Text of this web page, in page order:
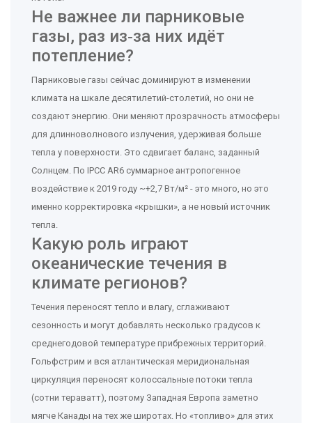
Не важнее ли парниковые
газы, раз из‑за них идёт
потепление?
Парниковые газы сейчас доминируют в изменении
климата на шкале десятилетий-столетий, но они не
создают энергию. Они меняют прозрачность атмосферы
для длинноволнового излучения, удерживая больше
тепла у поверхности. Это сдвигает баланс, заданный
Солнцем. По IPCC AR6 суммарное антропогенное
воздействие к 2019 году ~+2,7 Вт/м² - это много, но это
именно корректировка «крышки», а не новый источник
тепла.
Какую роль играют
океанические течения в
климате регионов?
Течения переносят тепло и влагу, сглаживают
сезонность и могут добавлять несколько градусов к
среднегодовой температуре прибрежных территорий.
Гольфстрим и вся атлантическая меридиональная
циркуляция переносят колоссальные потоки тепла
(сотни тераватт), поэтому Западная Европа заметно
мягче Канады на тех же широтах. Но «топливо» для этих